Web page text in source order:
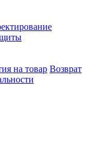
на товар Возврат